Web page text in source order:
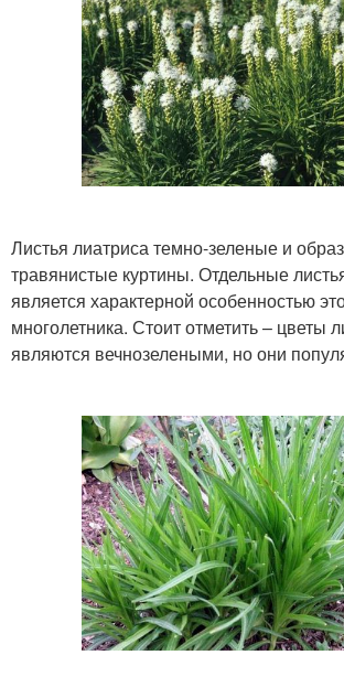
Листья лиатриса темно-зеленые и
травянистые куртины. Отдельные
является характерной особенностью
многолетника. Стоит отметить – цветы
являются вечнозелеными, но они